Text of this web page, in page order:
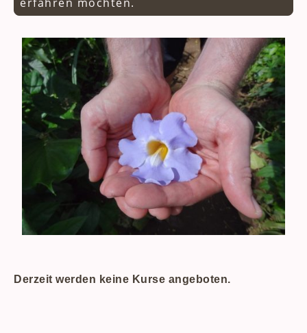
Derzeit werden keine Kurse angeboten.